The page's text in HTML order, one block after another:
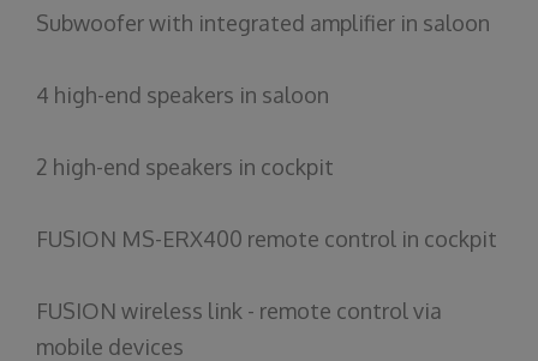
Subwoofer with integrated amplifier in saloon
4 high-end speakers in saloon
2 high-end speakers in cockpit
FUSION MS-ERX400 remote control in cockpit
FUSION wireless link - remote control via
mobile devices